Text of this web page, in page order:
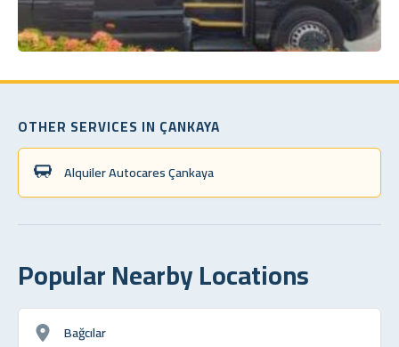
OTHER SERVICES IN ÇANKAYA
Alquiler Autocares Çankaya
Popular Nearby Locations
Bağcılar